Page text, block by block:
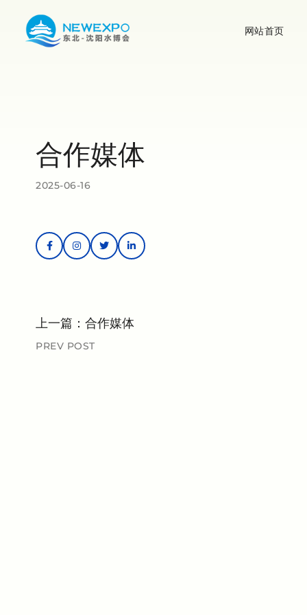
网站首页
合作媒体
2025-06-16
上一篇： 合作媒体
PREV POST